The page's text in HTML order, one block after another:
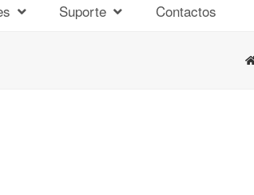
Suporte Contactos